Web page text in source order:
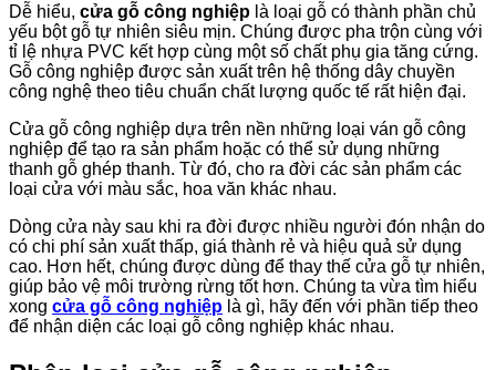
Dễ hiểu, cửa gỗ công nghiệp là loại gỗ có thành phần chủ
yếu bột gỗ tự nhiên siêu mịn. Chúng được pha trộn cùng với
tỉ lệ nhựa PVC kết hợp cùng một số chất phụ gia tăng cứng.
Gỗ công nghiệp được sản xuất trên hệ thống dây chuyền
công nghệ theo tiêu chuẩn chất lượng quốc tế rất hiện đại.
Cửa gỗ công nghiệp dựa trên nền những loại ván gỗ công
nghiệp để tạo ra sản phẩm hoặc có thể sử dụng những
thanh gỗ ghép thanh. Từ đó, cho ra đời các sản phẩm các
loại cửa với màu sắc, hoa văn khác nhau.
Dòng cửa này sau khi ra đời được nhiều người đón nhận do
có chi phí sản xuất thấp, giá thành rẻ và hiệu quả sử dụng
cao. Hơn hết, chúng được dùng để thay thế cửa gỗ tự nhiên,
giúp bảo vệ môi trường rừng tốt hơn. Chúng ta vừa tìm hiểu
xong cửa gỗ công nghiệp là gì, hãy đến với phần tiếp theo
để nhận diện các loại gỗ công nghiệp khác nhau.